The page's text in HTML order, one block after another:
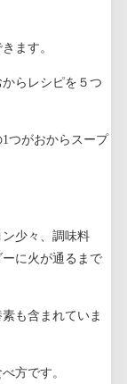
ます。
らレシピを５つ
つがおからスープ
少々、調味料
ーに火が通るまで
も含まれていま
方です。